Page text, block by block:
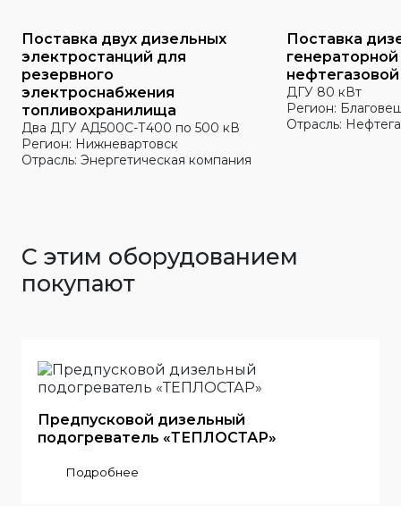
Поставка двух дизельных
электростанций для
резервного
электроснабжения
топливохранилища
Два ДГУ АД500С-Т400 по 500 кВ
Регион: Нижневартовск
Отрасль: Энергетическая компания
Поставка
ДГУ 80 кВт
Регион:
Отрасль:
С этим оборудованием
покупают
Предпусковой дизельный
подогреватель «ТЕПЛОСТАР»
Подробнее